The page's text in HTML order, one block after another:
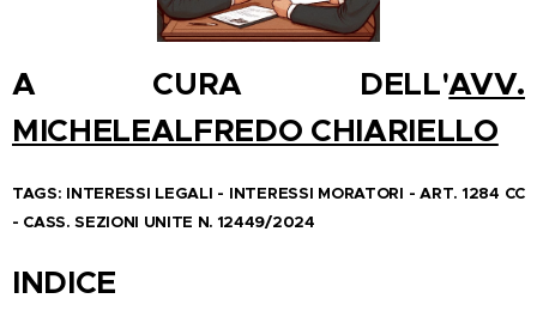
A CURA DELL'AVV.
MICHELEALFREDO CHIARIELLO
TAGS: INTERESSI LEGALI - INTERESSI MORATORI - ART. 1284 CC
- CASS. SEZIONI UNITE N. 12449/2024
INDICE